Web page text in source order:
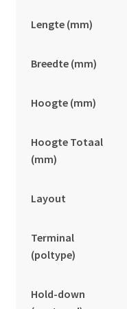
Lengte (mm)
Breedte (mm)
Hoogte (mm)
Hoogte Totaal
(mm)
Layout
Terminal
(poltype)
Hold-down